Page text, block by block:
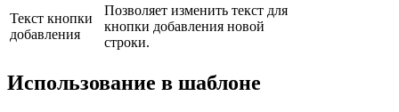
Текст кнопки
добавления
Позволяет изменить текст для
кнопки добавления новой
строки.
Использование в шаблоне